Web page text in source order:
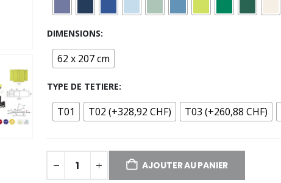
DIMENSIONS
62 x 207 cm
TYPE DE TETIERE
T01 T02 (+328,92 CHF) T03 (+260,88 CHF)
AJOUTER AU PANIER